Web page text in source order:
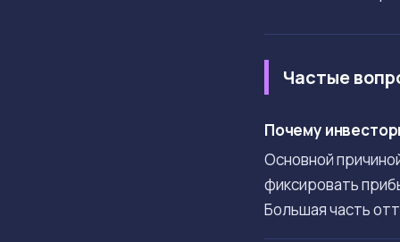
Частые
Почему
Основной
фиксировать
Большая часть